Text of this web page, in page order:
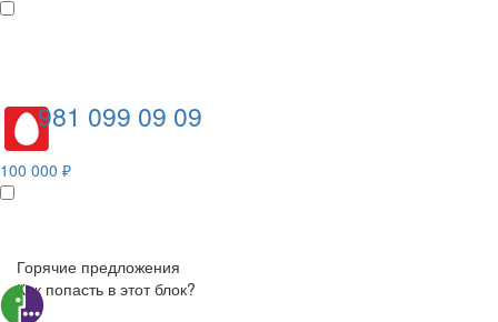
981 099 09 09
100 000 ₽
Горячие предложения
Как попасть в этот блок?